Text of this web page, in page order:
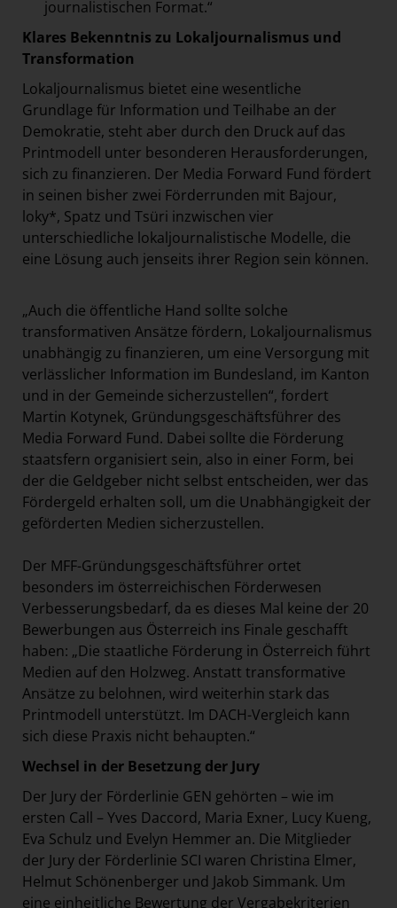
journalistischen Format.“
Klares Bekenntnis zu Lokaljournalismus und
Transformation
Lokaljournalismus bietet eine wesentliche
Grundlage für Information und Teilhabe an der
Demokratie, steht aber durch den Druck auf das
Printmodell unter besonderen Herausforderungen,
sich zu finanzieren. Der Media Forward Fund fördert
in seinen bisher zwei Förderrunden mit Bajour,
loky*, Spatz und Tsüri inzwischen vier
unterschiedliche lokaljournalistische Modelle, die
eine Lösung auch jenseits ihrer Region sein können.
„Auch die öffentliche Hand sollte solche
transformativen Ansätze fördern, Lokaljournalismus
unabhängig zu finanzieren, um eine Versorgung mit
verlässlicher Information im Bundesland, im Kanton
und in der Gemeinde sicherzustellen“, fordert
Martin Kotynek, Gründungsgeschäftsführer des
Media Forward Fund. Dabei sollte die Förderung
staatsfern organisiert sein, also in einer Form, bei
der die Geldgeber nicht selbst entscheiden, wer das
Fördergeld erhalten soll, um die Unabhängigkeit der
geförderten Medien sicherzustellen.
Der MFF-Gründungsgeschäftsführer ortet
besonders im österreichischen Förderwesen
Verbesserungsbedarf, da es dieses Mal keine der 20
Bewerbungen aus Österreich ins Finale geschafft
haben: „Die staatliche Förderung in Österreich führt
Medien auf den Holzweg. Anstatt transformative
Ansätze zu belohnen, wird weiterhin stark das
Printmodell unterstützt. Im DACH-Vergleich kann
sich diese Praxis nicht behaupten.“
Wechsel in der Besetzung der Jury
Der Jury der Förderlinie GEN gehörten – wie im
ersten Call – Yves Daccord, Maria Exner, Lucy Kueng,
Eva Schulz und Evelyn Hemmer an. Die Mitglieder
der Jury der Förderlinie SCI waren Christina Elmer,
Helmut Schönenberger und Jakob Simmank. Um
eine einheitliche Bewertung der Vergabekriterien